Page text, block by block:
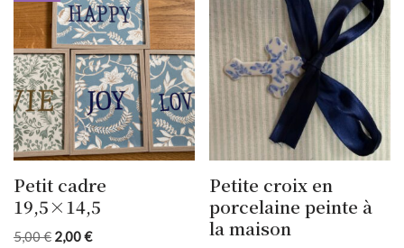
Petit cadre
19,5×14,5
5,00€ 2,00€
Petite croix en
porcelaine peinte à
la maison